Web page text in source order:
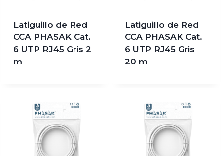
Latiguillo de Red
CCA PHASAK Cat.
6 UTP RJ45 Gris 2
m
Latiguillo de Red
CCA PHASAK Cat.
6 UTP RJ45 Gris
20 m